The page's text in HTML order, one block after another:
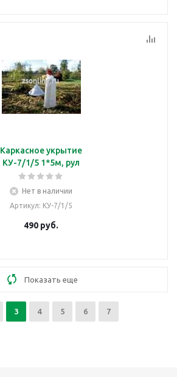
Каркасное укрытие
КУ-7/1/5 1*5м, рул
Нет в наличии
Артикул: КУ-7/1/5
490 руб.
Показать еще
3 4 5 6 7